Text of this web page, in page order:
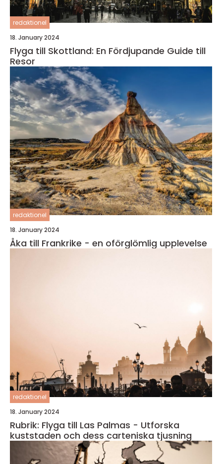
redaktionel
18. January 2024
Flyga till Skottland: En Fördjupande Guide till
Resor
redaktionel
18. January 2024
Åka till Frankrike - en oförglömlig upplevelse
redaktionel
18. January 2024
Rubrik: Flyga till Las Palmas - Utforska
kuststaden och dess carteniska tjusning